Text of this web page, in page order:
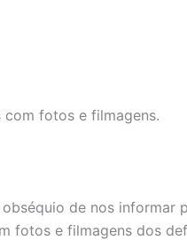
fotos e filmagens.
de nos informar
fotos e filmagens dos